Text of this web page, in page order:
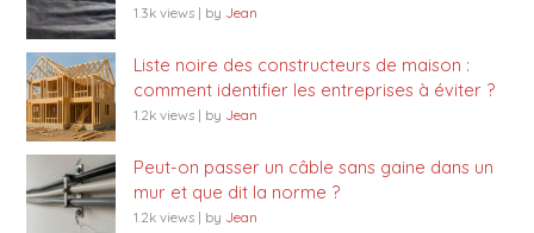
1.3k views | by Jean
Liste noire des constructeurs de maison :
comment identifier les entreprises à éviter ?
1.2k views | by Jean
Peut-on passer un câble sans gaine dans un
mur et que dit la norme ?
1.2k views | by Jean